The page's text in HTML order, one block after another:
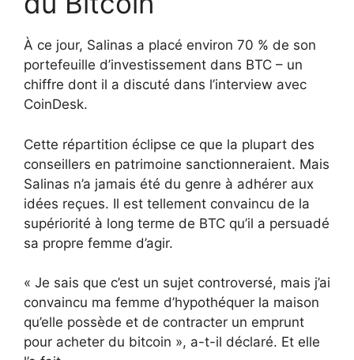
À ce jour, Salinas a placé environ 70 % de son
portefeuille d’investissement dans BTC – un
chiffre dont il a discuté dans l’interview avec
CoinDesk.
Cette répartition éclipse ce que la plupart des
conseillers en patrimoine sanctionneraient. Mais
Salinas n’a jamais été du genre à adhérer aux
idées reçues. Il est tellement convaincu de la
supériorité à long terme de BTC qu’il a persuadé
sa propre femme d’agir.
« Je sais que c’est un sujet controversé, mais j’ai
convaincu ma femme d’hypothéquer la maison
qu’elle possède et de contracter un emprunt
pour acheter du bitcoin », a-t-il déclaré. Et elle